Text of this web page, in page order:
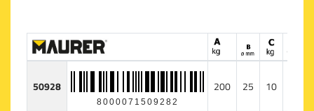
50928
8000071509282
200 25 10